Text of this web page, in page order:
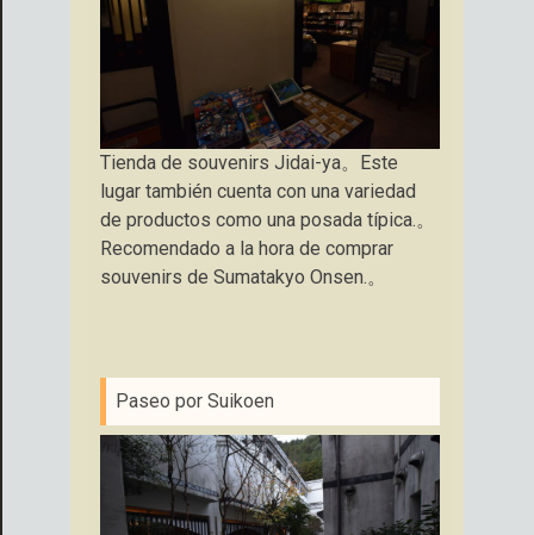
Tienda de souvenirs Jidai-ya。Este
lugar también cuenta con una variedad
de productos como una posada típica.。
Recomendado a la hora de comprar
souvenirs de Sumatakyo Onsen.。
Paseo por Suikoen